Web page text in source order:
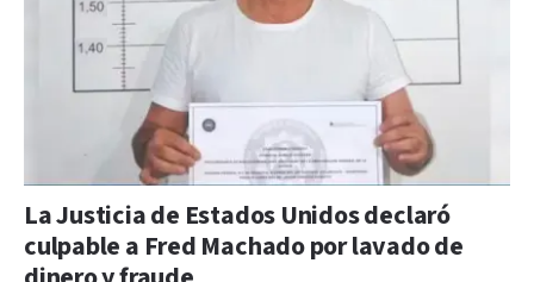
La Justicia de Estados Unidos declaró
culpable a Fred Machado por lavado de